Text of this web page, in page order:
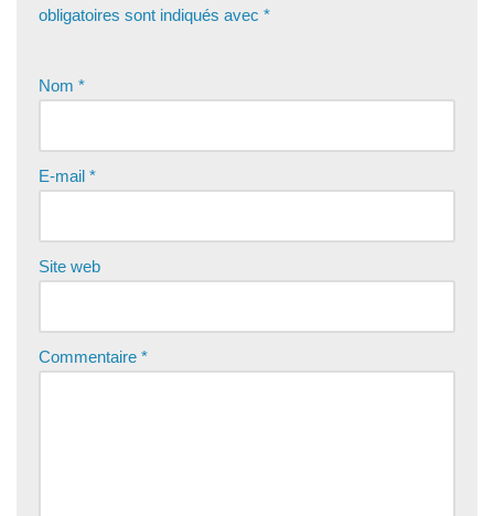
obligatoires sont indiqués avec *
Nom *
E-mail *
Site web
Commentaire *